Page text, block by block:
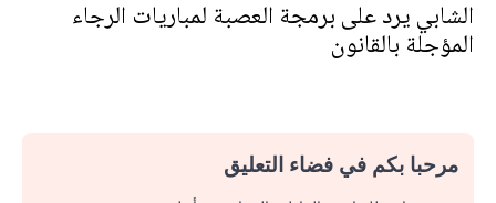
الشابي يرد على برمجة العصبة لمباريات الرجاء
المؤجلة بالقانون
مرحبا بكم في فضاء التعليق